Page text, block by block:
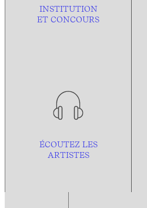
INSTITUTION
ET CONCOURS
ÉCOUTEZ LES
ARTISTES